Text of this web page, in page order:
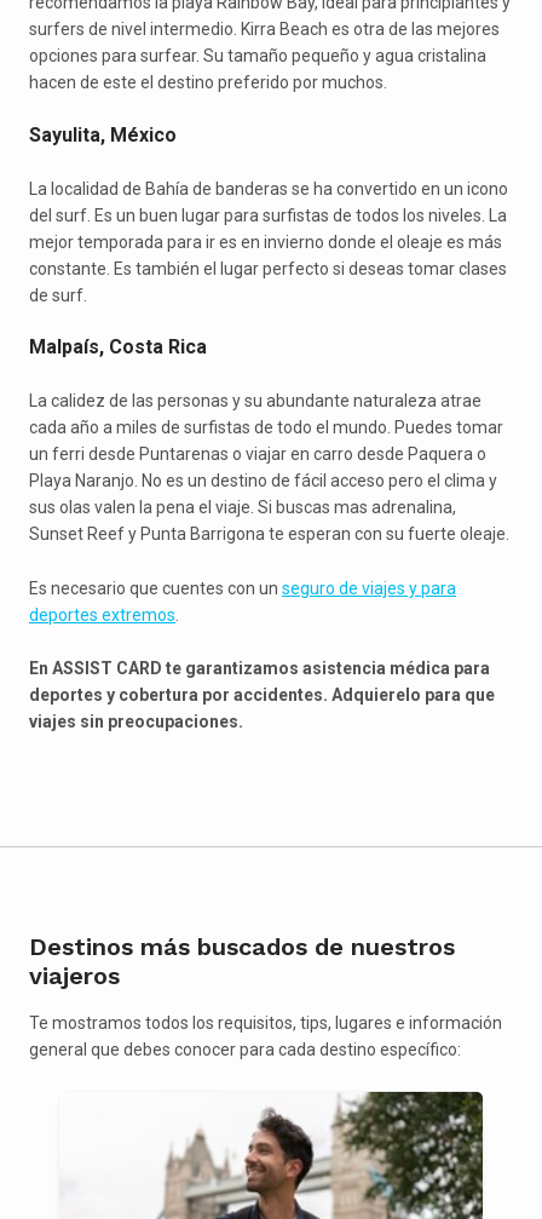
surfers de nivel intermedio. Kirra Beach es otra de las mejores
opciones para surfear. Su tamaño pequeño y agua cristalina
hacen de este el destino preferido por muchos.
Sayulita, México
La localidad de Bahía de banderas se ha convertido en un icono
del surf. Es un buen lugar para surfistas de todos los niveles. La
mejor temporada para ir es en invierno donde el oleaje es más
constante. Es también el lugar perfecto si deseas tomar clases
de surf.
Malpaís, Costa Rica
La calidez de las personas y su abundante naturaleza atrae
cada año a miles de surfistas de todo el mundo. Puedes tomar
un ferri desde Puntarenas o viajar en carro desde Paquera o
Playa Naranjo. No es un destino de fácil acceso pero el clima y
sus olas valen la pena el viaje. Si buscas mas adrenalina,
Sunset Reef y Punta Barrigona te esperan con su fuerte oleaje.
Es necesario que cuentes con un seguro de viajes y para
deportes extremos
En ASSIST CARD te garantizamos asistencia médica para
deportes y cobertura por accidentes. Adquierelo para que
viajes sin preocupaciones.
Destinos más buscados de nuestros
viajeros
Te mostramos todos los requisitos, tips, lugares e información
general que debes conocer para cada destino específico: